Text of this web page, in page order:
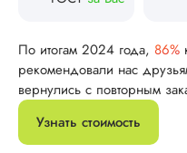
По итогам 2024 года, 86%
рекомендовали нас
вернулись с повторным
Узнать стоимость